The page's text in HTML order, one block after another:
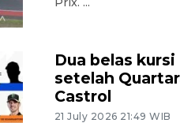
Dua belas
setelah
Castrol
21 July 2026 21:49 WIB